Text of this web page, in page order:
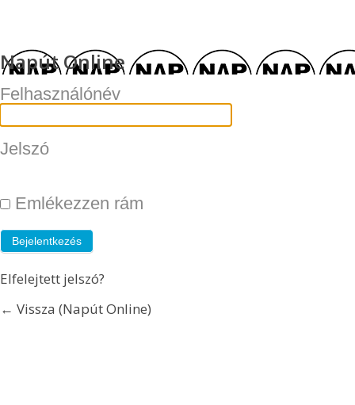
Napút Online
Felhasználónév
Jelszó
Emlékezzen rám
Elfelejtett jelszó?
← Vissza (Napút Online)